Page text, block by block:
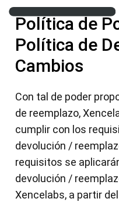
Política de
Política de
Cambios
Con tal de poder
de reemplazo,
cumplir con los
devolución /
requisitos se
devolución /
Xencelabs, a partir